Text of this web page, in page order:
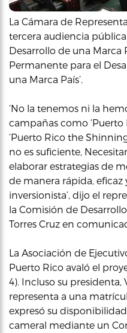
La Cámara de
tercera audiencia pública
Desarrollo de una Marca
Permanente para el
una Marca País’.
‘No la tenemos ni la
campañas como ‘Puerto
‘Puerto Rico the
no es suficiente,
elaborar estrategias de
de manera rápida, eficaz
inversionista’, dijo el
la Comisión de
Torres Cruz en
La Asociación de
Puerto Rico avaló el
4). Incluso su
representa a una
expresó su
cameral mediante un